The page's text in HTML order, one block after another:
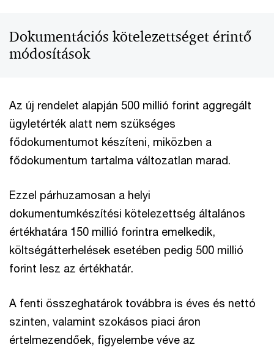
Dokumentációs kötelezettséget érintő
módosítások
Az új rendelet alapján 500 millió forint aggregált
ügyletérték alatt nem szükséges
fődokumentumot készíteni, miközben a
fődokumentum tartalma változatlan marad.
Ezzel párhuzamosan a helyi
dokumentumkészítési kötelezettség általános
értékhatára 150 millió forintra emelkedik,
költségátterhelések esetében pedig 500 millió
forint lesz az értékhatár.
A fenti összeghatárok továbbra is éves és nettó
szinten, valamint szokásos piaci áron
értelmezendőek, figyelembe véve az